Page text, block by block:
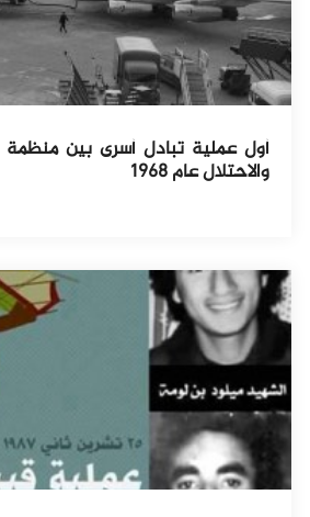
أول عملية تبادل أسرى بين منظمة
والاحتلال عام 1968